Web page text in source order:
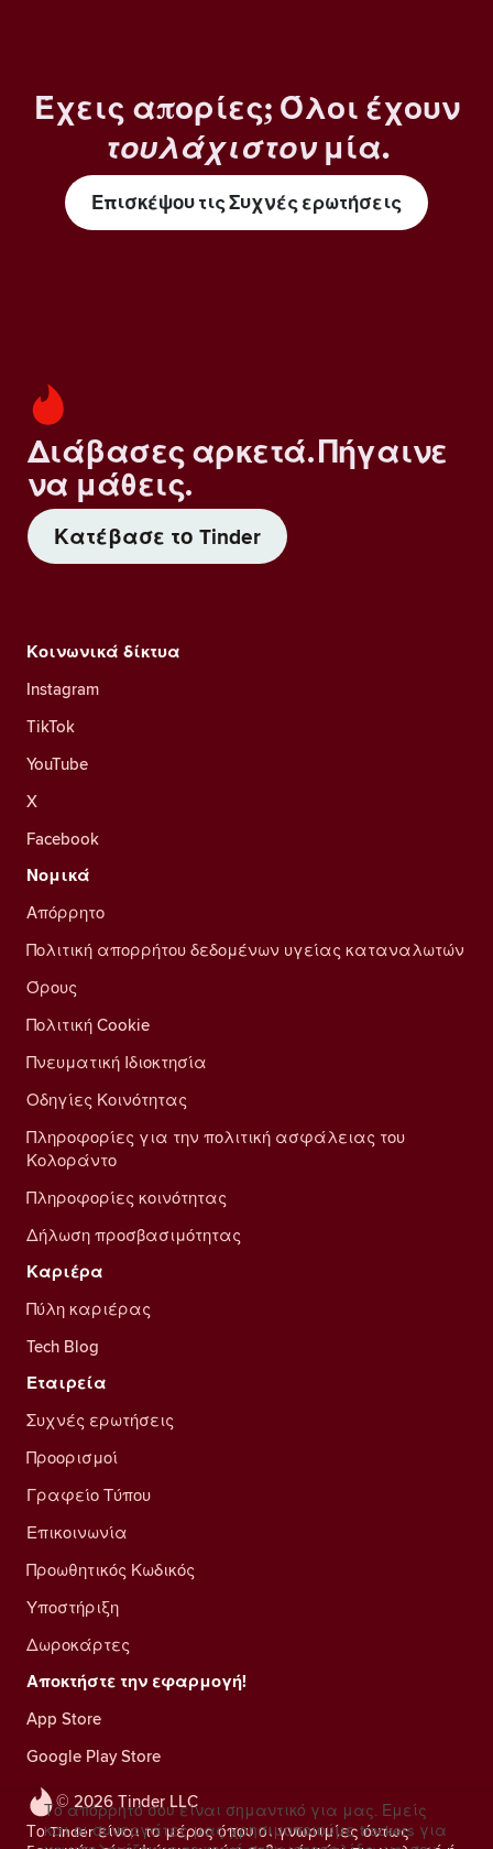
Έχεις απορίες; Όλοι έχουν
τουλάχιστονμία.
Επισκέψου τις Συχνές ερωτήσεις
Διάβασες αρκετά. Πήγαινε
να μάθεις.
Κατέβασε το Tinder
© 2026 Tinder LLC
Το Tinder είναι το μέρος όπου οι γνωριμίες όντως
Κοινωνικά δίκτυα
Instagram
TikTok
YouTube
X
Facebook
Νομικά
Απόρρητο
Πολιτική απορρήτου δεδομένων υγείας καταναλωτών
Όρους
Πολιτική Cookie
Πνευματική Ιδιοκτησία
Οδηγίες Κοινότητας
Πληροφορίες για την πολιτική ασφάλειας του
Κολοράντο
Πληροφορίες κοινότητας
Δήλωση προσβασιμότητας
Καριέρα
Πύλη καριέρας
Tech Blog
Εταιρεία
Συχνές ερωτήσεις
Προορισμοί
Γραφείο Τύπου
Επικοινωνία
Προωθητικός Κωδικός
Υποστήριξη
Δωροκάρτες
Αποκτήστε την εφαρμογή!
App Store
Google Play Store
Το απόρρητό σου είναι σημαντικό για μας. Εμείς
και οι συνεργάτες μας χρησιμοποιούμε trackers για